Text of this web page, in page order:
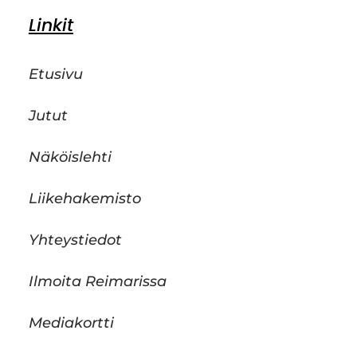
Linkit
Etusivu
Jutut
Näköislehti
Liikehakemisto
Yhteystiedot
Ilmoita Reimarissa
Mediakortti